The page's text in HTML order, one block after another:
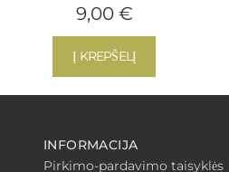
9,00 €
Į KREPŠELĮ
INFORMACIJA
Pirkimo-pardavimo taisyklės